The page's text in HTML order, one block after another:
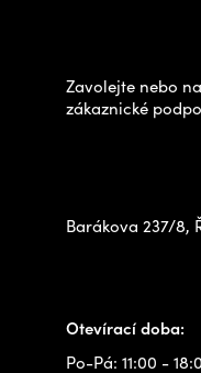
Zavolejte nebo
zákaznické
Barákova 237/8,
Otevírací doba:
Po-Pá: 11:00 -